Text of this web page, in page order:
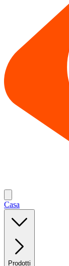
Casa
Prodotti